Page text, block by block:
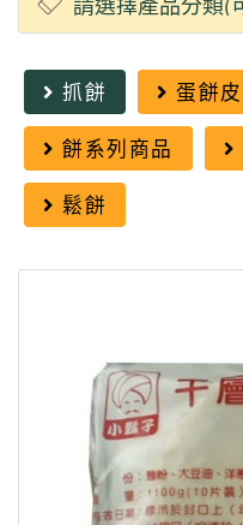
抓餅 蛋餅皮
餅系列商品
鬆餅